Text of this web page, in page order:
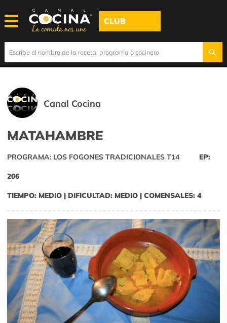
CLUB
Canal Cocina
MATAHAMBRE
PROGRAMA: LOS FOGONES TRADICIONALES T14 EP:
206
TIEMPO: MEDIO | DIFICULTAD: MEDIO | COMENSALES: 4